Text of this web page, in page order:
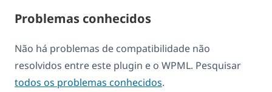
Problemas conhecidos
Não há problemas de compatibilidade não
resolvidos entre este plugin e o WPML. Pesquisar
todos os problemas conhecidos.